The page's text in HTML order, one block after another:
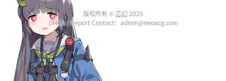
版权所有 © 芯幻 2025
DMCA / Report Contact：admin@neoacg.com